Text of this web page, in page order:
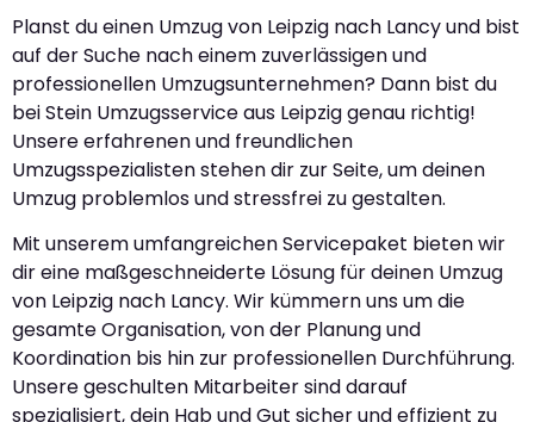
Planst du einen Umzug von Leipzig nach Lancy und bist
auf der Suche nach einem zuverlässigen und
professionellen Umzugsunternehmen? Dann bist du
bei Stein Umzugsservice aus Leipzig genau richtig!
Unsere erfahrenen und freundlichen
Umzugsspezialisten stehen dir zur Seite, um deinen
Umzug problemlos und stressfrei zu gestalten.
Mit unserem umfangreichen Servicepaket bieten wir
dir eine maßgeschneiderte Lösung für deinen Umzug
von Leipzig nach Lancy. Wir kümmern uns um die
gesamte Organisation, von der Planung und
Koordination bis hin zur professionellen Durchführung.
Unsere geschulten Mitarbeiter sind darauf
spezialisiert, dein Hab und Gut sicher und effizient zu